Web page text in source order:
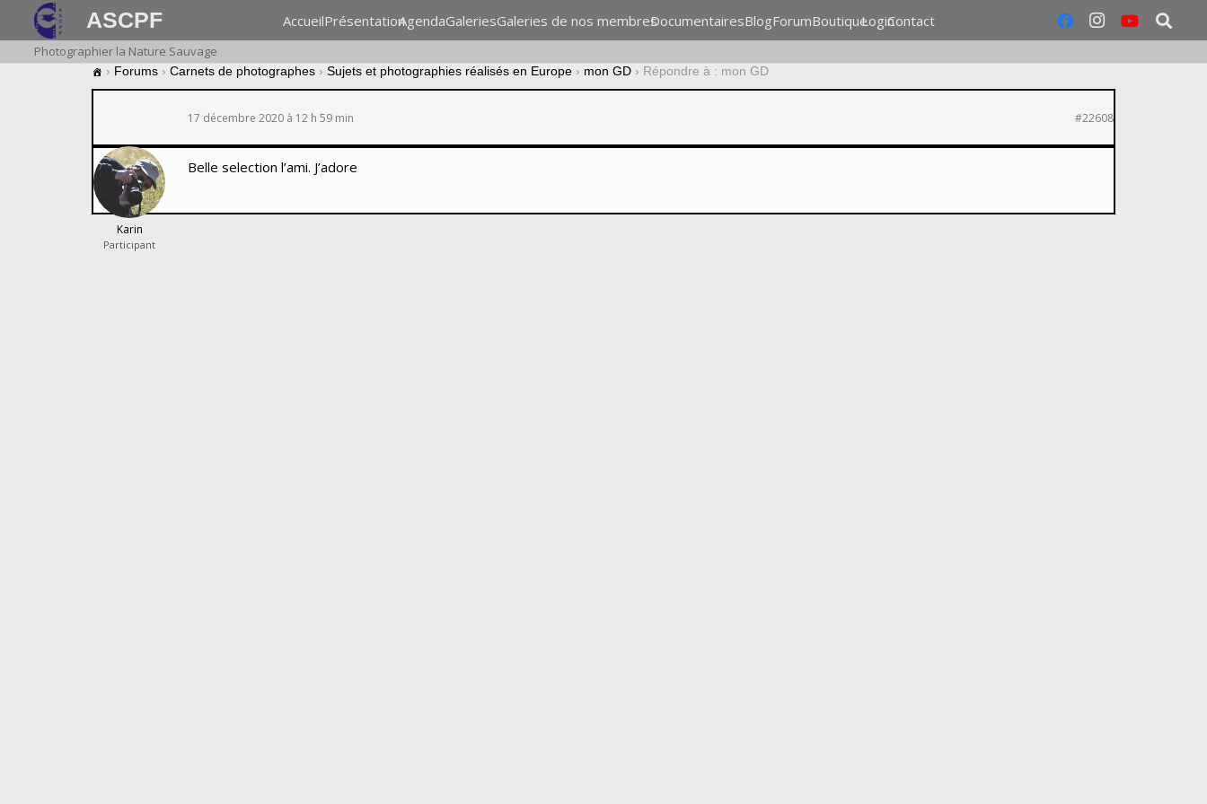
ASCPF AccueilPrésentationAgendaGaleriesGaleries de nos membresDocumentairesBlogForumBoutiqueLoginContact
Photographier la Nature Sauvage
› Forums › Carnets de photographes › Sujets et photographies réalisés en Europe › mon GD › Répondre à : mon GD
17 décembre 2020 à 12 h 59 min #22608
Karin
Participant
Belle selection l’ami. J’adore